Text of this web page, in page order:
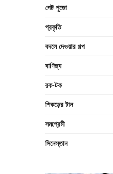
পেট পুজো
প্রকৃতি
বদলে দেওয়ার গল্প
বাণিজ্য
রক-টক
শিকড়ের টান
সমপ্রেমী
সিনেস্তান